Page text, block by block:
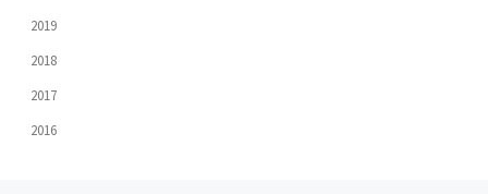
2019
2018
2017
2016